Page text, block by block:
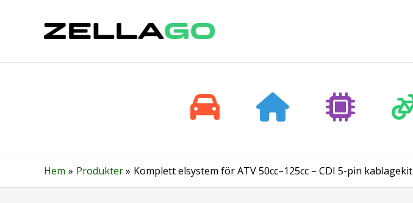
Hem Produkter Komplett elsystem för ATV 50cc–125cc – CDI 5-pin kablagekit